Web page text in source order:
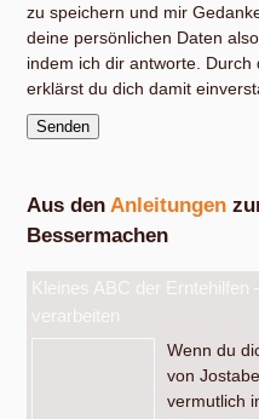
zu speichern und mir
deine persönlichen Daten
indem ich dir antworte.
erklärst du dich damit
Aus denAnleitungen
Bessermachen
Kleines ABC der
verarbeiten
Wenn du
von
vermutlich